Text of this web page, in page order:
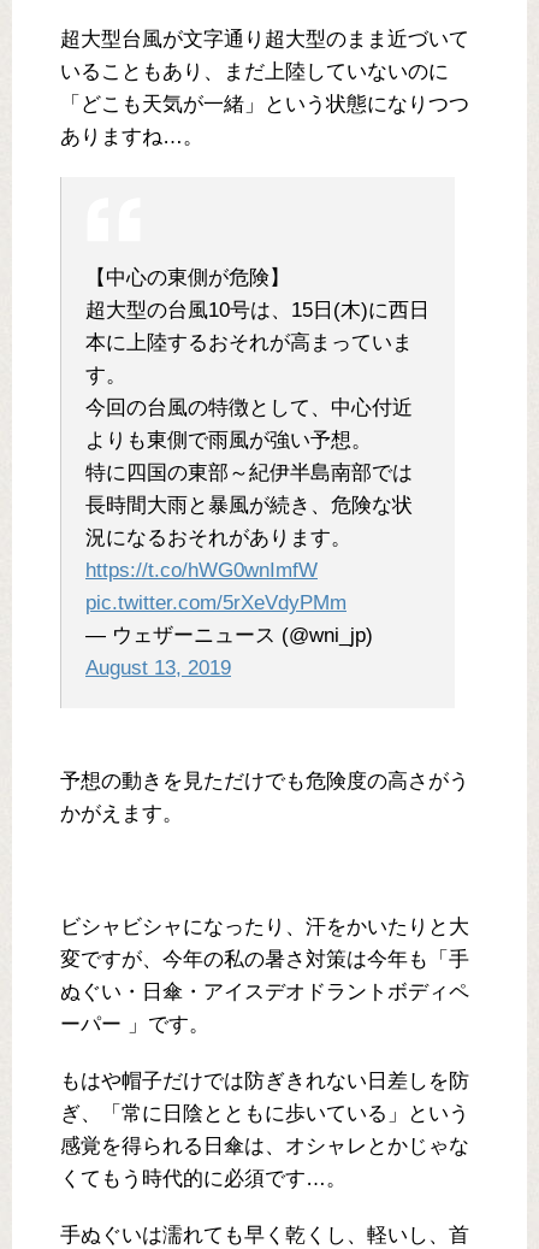
超大型台風が文字通り超大型のまま近づいて
いることもあり、まだ上陸していないのに
「どこも天気が一緒」という状態になりつつ
ありますね…。
【中心の東側が危険】
超大型の台風10号は、15日(木)に西日
本に上陸するおそれが高まっていま
す。
今回の台風の特徴として、中心付近
よりも東側で雨風が強い予想。
特に四国の東部～紀伊半島南部では
長時間大雨と暴風が続き、危険な状
況になるおそれがあります。
https://t.co/hWG0wnImfW
pic.twitter.com/5rXeVdyPMm
— ウェザーニュース (@wni_jp)
August 13, 2019
予想の動きを見ただけでも危険度の高さがう
かがえます。
ビシャビシャになったり、汗をかいたりと大
変ですが、今年の私の暑さ対策は今年も「手
ぬぐい・日傘・アイスデオドラントボディペ
ーパー 」です。
もはや帽子だけでは防ぎきれない日差しを防
ぎ、「常に日陰とともに歩いている」という
感覚を得られる日傘は、オシャレとかじゃな
くてもう時代的に必須です…。
手ぬぐいは濡れても早く乾くし、軽いし、首